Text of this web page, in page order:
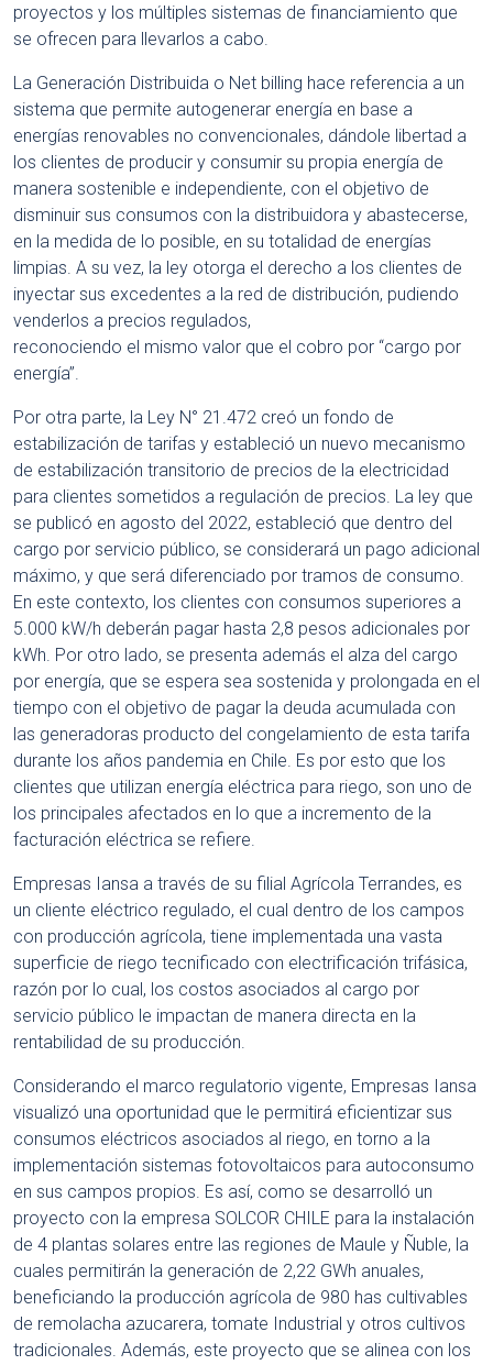
proyectos y los múltiples sistemas de financiamiento que
se ofrecen para llevarlos a cabo.
La Generación Distribuida o Net billing hace referencia a un
sistema que permite autogenerar energía en base a
energías renovables no convencionales, dándole libertad a
los clientes de producir y consumir su propia energía de
manera sostenible e independiente, con el objetivo de
disminuir sus consumos con la distribuidora y abastecerse,
en la medida de lo posible, en su totalidad de energías
limpias. A su vez, la ley otorga el derecho a los clientes de
inyectar sus excedentes a la red de distribución, pudiendo
venderlos a precios regulados,
reconociendo el mismo valor que el cobro por “cargo por
energía”.
Por otra parte, la Ley N° 21.472 creó un fondo de
estabilización de tarifas y estableció un nuevo mecanismo
de estabilización transitorio de precios de la electricidad
para clientes sometidos a regulación de precios. La ley que
se publicó en agosto del 2022, estableció que dentro del
cargo por servicio público, se considerará un pago adicional
máximo, y que será diferenciado por tramos de consumo.
En este contexto, los clientes con consumos superiores a
5.000 kW/h deberán pagar hasta 2,8 pesos adicionales por
kWh. Por otro lado, se presenta además el alza del cargo
por energía, que se espera sea sostenida y prolongada en el
tiempo con el objetivo de pagar la deuda acumulada con
las generadoras producto del congelamiento de esta tarifa
durante los años pandemia en Chile. Es por esto que los
clientes que utilizan energía eléctrica para riego, son uno de
los principales afectados en lo que a incremento de la
facturación eléctrica se refiere.
Empresas Iansa a través de su filial Agrícola Terrandes, es
un cliente eléctrico regulado, el cual dentro de los campos
con producción agrícola, tiene implementada una vasta
superficie de riego tecnificado con electrificación trifásica,
razón por lo cual, los costos asociados al cargo por
servicio público le impactan de manera directa en la
rentabilidad de su producción.
Considerando el marco regulatorio vigente, Empresas Iansa
visualizó una oportunidad que le permitirá eficientizar sus
consumos eléctricos asociados al riego, en torno a la
implementación sistemas fotovoltaicos para autoconsumo
en sus campos propios. Es así, como se desarrolló un
proyecto con la empresa SOLCOR CHILE para la instalación
de 4 plantas solares entre las regiones de Maule y Ñuble, la
cuales permitirán la generación de 2,22 GWh anuales,
beneficiando la producción agrícola de 980 has cultivables
de remolacha azucarera, tomate Industrial y otros cultivos
tradicionales. Además, este proyecto que se alinea con los